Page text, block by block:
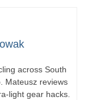
across South
Mateusz reviews
light gear hacks.